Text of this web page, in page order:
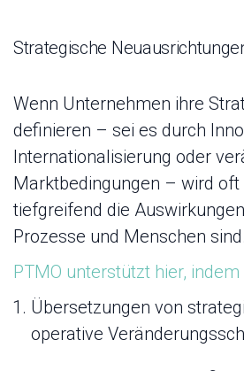
Strategische
Wenn Unternehmen ihre
definieren – sei es durch
Internationalisierung oder
Marktbedingungen – wird
tiefgreifend die
Prozesse und Menschen sind.
PTMO unterstützt hier, indem
Übersetzungen von
operative